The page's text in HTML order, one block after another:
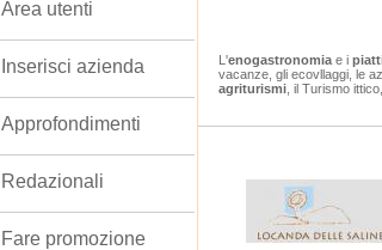
L'enogastronomia e i
vacanze, gli ecovllaggi, le
agriturismi , il Turismo
Area utenti
Inserisci azienda
Approfondimenti
Redazionali
Fare promozione